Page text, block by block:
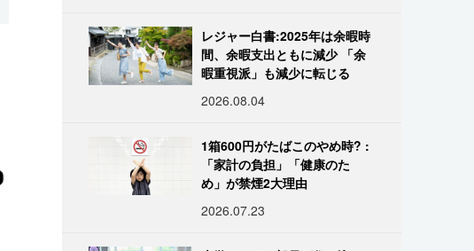
レジャー白書:2025年は余暇時
間、余暇支出ともに減少 「余
暇重視派」も減少に転じる
2026.08.04
1箱600円がたばこのやめ時? :
「家計の負担」「健康のた
め」が禁煙2大理由
2026.07.23